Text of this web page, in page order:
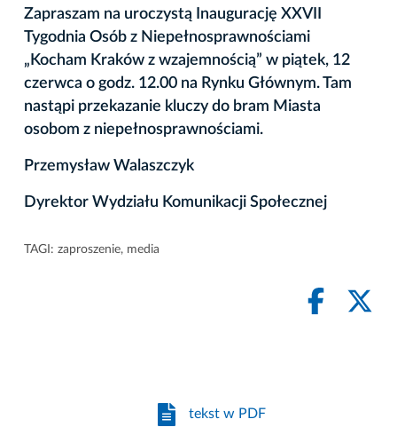
Zapraszam na uroczystą Inaugurację XXVII
Tygodnia Osób z Niepełnosprawnościami
„Kocham Kraków z wzajemnością” w piątek, 12
czerwca o godz. 12.00 na Rynku Głównym. Tam
nastąpi przekazanie kluczy do bram Miasta
osobom z niepełnosprawnościami.
Przemysław Walaszczyk
Dyrektor Wydziału Komunikacji Społecznej
TAGI: zaproszenie, media
tekst w PDF